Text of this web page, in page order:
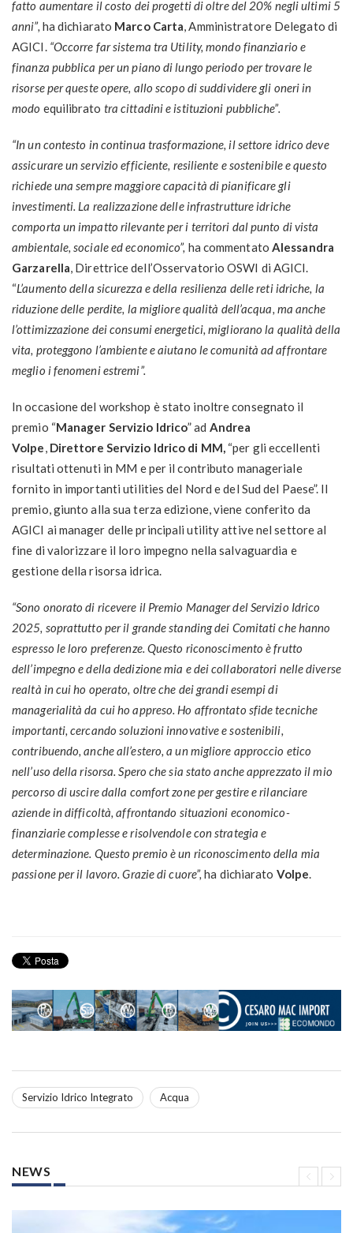
fatto aumentare il costo dei progetti di oltre del 20% negli ultimi 5
anni”, ha dichiarato Marco Carta, Amministratore Delegato di
AGICI. “Occorre far sistema tra Utility, mondo finanziario e
finanza pubblica per un piano di lungo periodo per trovare le
risorse per queste opere, allo scopo di suddividere gli oneri in
modo equilibrato tra cittadini e istituzioni pubbliche”.
“In un contesto in continua trasformazione, il settore idrico deve
assicurare un servizio efficiente, resiliente e sostenibile e questo
richiede una sempre maggiore capacità di pianificare gli
investimenti. La realizzazione delle infrastrutture idriche
comporta un impatto rilevante per i territori dal punto di vista
ambientale, sociale ed economico”, ha commentato Alessandra
Garzarella, Direttrice dell’Osservatorio OSWI di AGICI.
“L’aumento della sicurezza e della resilienza delle reti idriche, la
riduzione delle perdite, la migliore qualità dell’acqua, ma anche
l’ottimizzazione dei consumi energetici, migliorano la qualità della
vita, proteggono l’ambiente e aiutano le comunità ad affrontare
meglio i fenomeni estremi”.
In occasione del workshop è stato inoltre consegnato il
premio “Manager Servizio Idrico” ad Andrea
Volpe, Direttore Servizio Idrico di MM, “per gli eccellenti
risultati ottenuti in MM e per il contributo manageriale
fornito in importanti utilities del Nord e del Sud del Paese”. Il
premio, giunto alla sua terza edizione, viene conferito da
AGICI ai manager delle principali utility attive nel settore al
fine di valorizzare il loro impegno nella salvaguardia e
gestione della risorsa idrica.
“Sono onorato di ricevere il Premio Manager del Servizio Idrico
2025, soprattutto per il grande standing dei Comitati che hanno
espresso le loro preferenze. Questo riconoscimento è frutto
dell’impegno e della dedizione mia e dei collaboratori nelle diverse
realtà in cui ho operato, oltre che dei grandi esempi di
managerialità da cui ho appreso. Ho affrontato sfide tecniche
importanti, cercando soluzioni innovative e sostenibili,
contribuendo, anche all’estero, a un migliore approccio etico
nell’uso della risorsa. Spero che sia stato anche apprezzato il mio
percorso di uscire dalla comfort zone per gestire e rilanciare
aziende in difficoltà, affrontando situazioni economico-
finanziarie complesse e risolvendole con strategia e
determinazione. Questo premio è un riconoscimento della mia
passione per il lavoro. Grazie di cuore”,ha dichiarato Volpe.
Servizio Idrico Integrato Acqua
NEWS